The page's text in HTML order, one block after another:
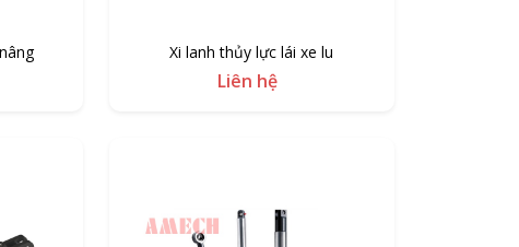
Xi lanh thủy lực lái xe lu
Liên hệ